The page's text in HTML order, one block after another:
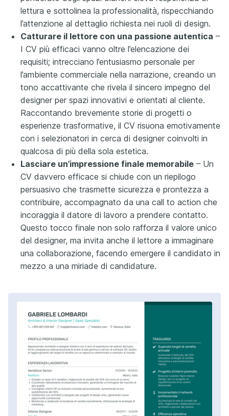
lettura e sottolinea la professionalità, rispecchiando
l’attenzione al dettaglio richiesta nei ruoli di design.
Catturare il lettore con una passione autentica –
I CV più efficaci vanno oltre l’elencazione dei
requisiti; intrecciano l’entusiasmo personale per
l’ambiente commerciale nella narrazione, creando un
tono accattivante che rivela il sincero impegno del
designer per spazi innovativi e orientati al cliente.
Raccontando brevemente storie di progetti o
esperienze trasformative, il CV risuona emotivamente
con i selezionatori in cerca di designer coinvolti in
qualcosa di più della sola estetica.
Lasciare un’impressione finale memorabile – Un
CV davvero efficace si chiude con un riepilogo
persuasivo che trasmette sicurezza e prontezza a
contribuire, accompagnato da una call to action che
incoraggia il datore di lavoro a prendere contatto.
Questo tocco finale non solo rafforza il valore unico
del designer, ma invita anche il lettore a immaginare
una collaborazione, facendo emergere il candidato in
mezzo a una miriade di candidature.